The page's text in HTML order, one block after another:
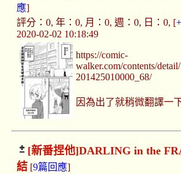
應]
評分：0, 年：0, 月：0, 週：0, 日：0, [
2020-02-02 10:18:49
https://comic-
walker.com/contents/
201425010000_68/
因為出了就稍微翻譯一
[新番捏他]DARLING in the
結[9篇回應]